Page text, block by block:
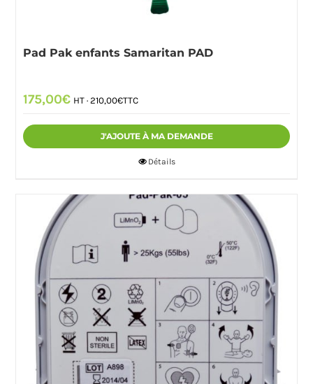
Pad Pak enfants Samaritan PAD
175,00€ HT · 210,00€TTC
J'AJOUTE À MA DEMANDE
Détails